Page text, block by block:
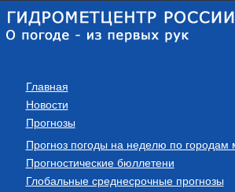
Главная
Новости
Прогнозы
Прогноз погоды на неделю по городам
Прогностические бюллетени
Глобальные среднесрочные прогнозы